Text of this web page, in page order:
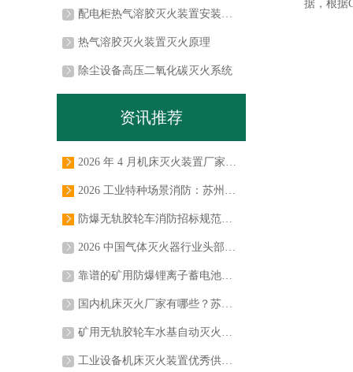
据，根据
配电柜热气溶胶灭火装置安装方案
热气溶胶灭火装置灭火原理
除尘设备高压二氧化碳灭火系统
资讯推荐
2026 年 4 月机床灭火装置厂家推荐，自动机床 / 清洗机 / 走心机 / 搓丝机 / 磨床 / 火花机灭火装置，七氟丙烷二氧化碳灭火系统实力源头厂商
为帮助制造企业、设备采购部门、安全生产负责人高效筛选优质供应商，规避选型风险，降低采购决策成本，我们基于行业痛点与用户决策逻辑，构建了科学的综合测评体系，结合2026年行业市场表现、第三方检测数据、用户真实反馈，发布本次机床灭火装置实力厂商权威推荐榜单，为采购决策与招投标工作提供专业、客观的参考依据。
2026 工业特种场景消防：苏州念海消防引领的气体灭火系统深度解析
防爆无轨胶轮车消防招标规范要求解读
2026 中国气体灭火器行业头部品牌与技术创新标杆企业盘点
靠谱的矿用防爆锂离子蓄电池无轨胶轮车自动灭火装置，该如何选？
国内机床灭火厂家有哪些？苏州市念海消防技术有限公司
矿用无轨胶轮车水基自动灭火装置顺利按照完成，念海消防助力内蒙智能煤炭矿业安全生产
工业设备机床灭火装置优秀供应商